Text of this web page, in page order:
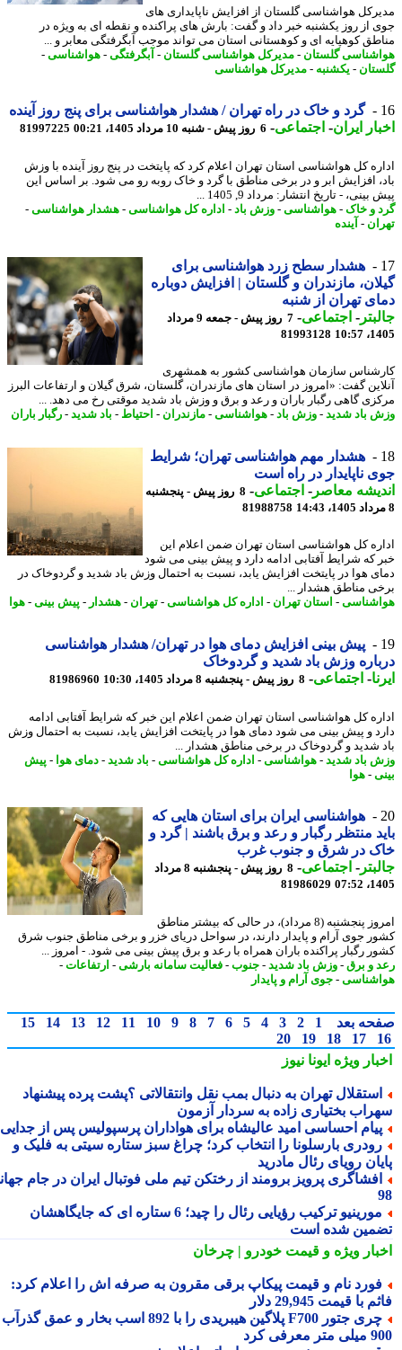
هواشناسی گلستان از افزایش ناپایداری های
از روز یکشنبه خبر داد و گفت: بارش های پراکنده و نقطه ای به ویژه در
کوهپایه ای و کوهستانی استان می تواند موجب آبگرفتگی معابر و ...
گلستان-مدیرکل هواشناسی گلستان-آبگرفتگی-هواشناسی-
-یکشنبه-مدیرکل هواشناسی
گرد و خاک در راه تهران / هشدار هواشناسی برای پنج روز آینده
ایران- اجتماعی-6 روز پیش - شنبه 10 مرداد 1405، 00:21 81997225
کل هواشناسی استان تهران اعلام کرد که پایتخت در پنج روز آینده با وزش
افزایش ابر و در برخی مناطق با گرد و خاک روبه رو می شود. بر اساس این
- تاریخ انتشار: مرداد 9, 1405 ...
و خاک -هواشناسی-وزش باد- اداره کل هواشناسی-هشدار هواشناسی-
- آینده
هشدار سطح زرد هواشناسی برای
مازندران و گلستان | افزایش دوباره
تهران از شنبه
-اجتماعی-
7 روز پیش - جمعه 9 مرداد
81993128
سازمان هواشناسی کشور به همشهری
گفت: «امروز در استان های مازندران، گلستان، شرق گیلان و ارتفاعات البرز
گاهی رگبار باران و رعد و برق و وزش باد شدید موقتی رخ می دهد. ...
باد شدید-وزش باد- هواشناسی-مازندران- احتیاط-باد شدید-رگبار باران
هشدار مهم هواشناسی تهران؛ شرایط
ناپایدار در راه است
معاصر-اجتماعی-
8 روز پیش - پنجشنبه
81988758
کل هواشناسی استان تهران ضمن اعلام این
که شرایط آفتابی ادامه دارد و پیش بینی می شود
هوا در پایتخت افزایش یابد، نسبت به احتمال وزش باد شدید و گردوخاک در
مناطق هشدار ...
-استان تهران- اداره کل هواشناسی-تهران- هشدار-پیش بینی -هوا
پیش بینی افزایش دمای هوا در تهران/ هشدار هواشناسی
وزش باد شدید و گردوخاک
-اجتماعی-8 روز پیش - پنجشنبه 8 مرداد 1405، 10:30 81986960
کل هواشناسی استان تهران ضمن اعلام این خبر که شرایط آفتابی ادامه
و پیش بینی می شود دمای هوا در پایتخت افزایش یابد، نسبت به احتمال وزش
شدید و گردوخاک در برخی مناطق هشدار ...
باد شدید-هواشناسی-اداره کل هواشناسی-باد شدید-دمای هوا-پیش
-هوا
هواشناسی ایران برای استان هایی که
منتظر رگبار و رعد و برق باشند | گرد و
در شرق و جنوب غرب
-اجتماعی-
8 روز پیش - پنجشنبه 8 مرداد
81986029
امروز پنجشنبه (8 مرداد)، در حالی که بیشتر مناطق
جوی آرام و پایدار دارند، در سواحل دریای خزر و برخی مناطق جنوب شرق
رگبار پراکنده باران همراه با رعد و برق پیش بینی می شود. - امروز ...
و برق - وزش باد شدید-جنوب-فعالیت سامانه بارشی -ارتفاعات-
-جوی آرام و پایدار
بعد 1
2
3
4
5
6
7
8
9
10
11
12
13
14
15
17
18
19
20
ویژهایونا نیوز
تهران به دنبال بمب نقل وانتقالاتی ؟پشت پرده پیشنهاد
بختیاری زاده به سردار آزمون
احساسی امید عالیشاه برای هواداران پرسپولیس پس از جدایی
بارسلونا را انتخاب کرد؛ چراغ سبز ستاره سیتی به فلیک و
رویای رئال مادرید
پرویز برومند از رختکن تیم ملی فوتبال ایران در جام جهانی
مورینیو ترکیب رؤیایی رئال را چید؛ 6 ستاره ای که جایگاهشان
شده است
ویژهو قیمت خودرو | چرخان
نام و قیمت پیکاپ برقی مقرون به صرفه اش را اعلام کرد:
با قیمت 29,945 دلار
چری جتور F700 پلاگین هیبریدی را با 892 اسب بخار و عمق گذرآب